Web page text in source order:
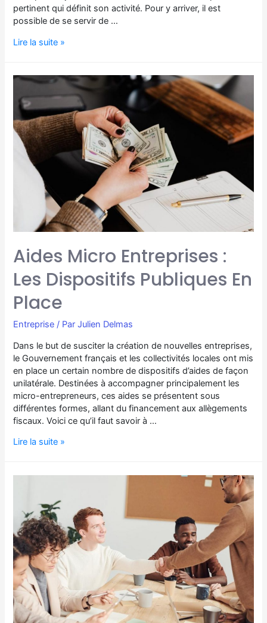
pertinent qui définit son activité. Pour y arriver, il est
possible de se servir de …
Lire la suite »
Aides Micro Entreprises :
Les Dispositifs Publiques En
Place
Entreprise / ParJulien Delmas
Dans le but de susciter la création de nouvelles entreprises,
le Gouvernement français et les collectivités locales ont mis
en place un certain nombre de dispositifs d’aides de façon
unilatérale. Destinées à accompagner principalement les
micro-entrepreneurs, ces aides se présentent sous
différentes formes, allant du financement aux allègements
fiscaux. Voici ce qu’il faut savoir à …
Lire la suite »